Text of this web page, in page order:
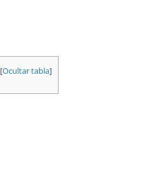
[Ocultar tabla]